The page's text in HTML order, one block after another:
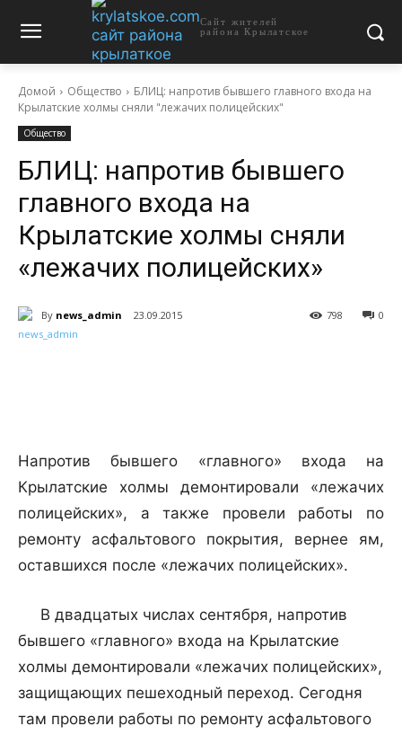
Сайт жителей
района Крылатское
Домой Общество
БЛИЦ: напротив бывшего главного входа на
Крылатские холмы сняли "лежачих полицейских"
Общество
БЛИЦ: напротив бывшего
главного входа на
Крылатские холмы сняли
«лежачих полицейских»
By news_admin 23.09.2015 0
798
Напротив бывшего «главного» входа на
Крылатские холмы демонтировали «лежачих
полицейских», а также провели работы по
ремонту асфальтового покрытия, вернее ям,
оставшихся после «лежачих полицейских».
В двадцатых числах сентября, напротив
бывшего «главного» входа на Крылатские
холмы демонтировали «лежачих полицейских»,
защищающих пешеходный переход. Сегодня
там провели работы по ремонту асфальтового